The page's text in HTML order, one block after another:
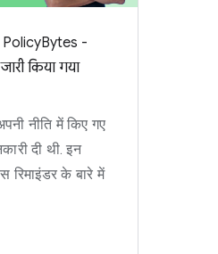
-
किया गया
नीति में किए गए
दी थी. इन
रिमाइंडर के बारे में